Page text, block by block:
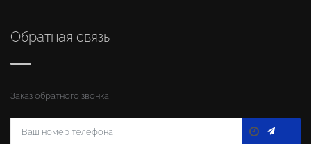
Обратная связь
Заказ обратного звонка